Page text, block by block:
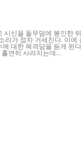
신을 돌무덤에 봉인한
가 점차 거세진다. 이
대한 목격담을 듣게 된
홀연히 사라지는데…